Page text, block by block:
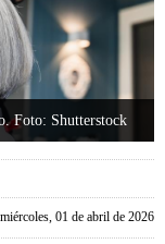
Foto: Shutterstock
miércoles, 01 de abril de 2026